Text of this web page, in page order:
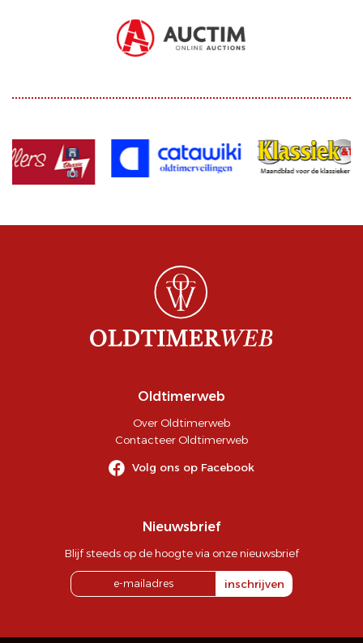
Oldtimerweb
Over Oldtimerweb
Contacteer Oldtimerweb
Volg ons op Facebook
Nieuwsbrief
Blijf steeds op de hoogte via onze nieuwsbrief
inschrijven